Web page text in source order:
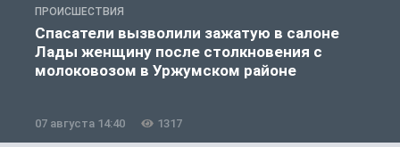
ПРОИСШЕСТВИЯ
Спасатели вызволили зажатую в салоне
Лады женщину после столкновения с
молоковозом в Уржумском районе
07 августа 14:40 1317